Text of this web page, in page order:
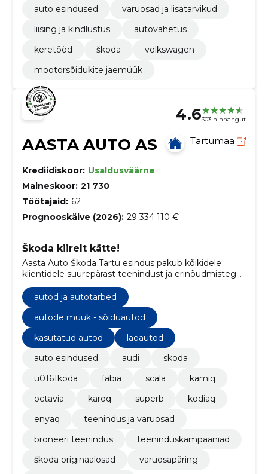
auto esindused
varuosad ja lisatarvikud
liising ja kindlustus
autovahetus
keretööd
škoda
volkswagen
mootorsõidukite jaemüük
4.6303 hinnangut
AASTA AUTO AS Tartumaa
Krediidiskoor: Usaldusväärne
Maineskoor: 21 730
Töötajaid: 62
Prognooskäive (2026): 29 334 110 €
Škoda kiirelt kätte!
Aasta Auto Škoda Tartu esindus pakub kõikidele
klientidele suurepärast teenindust ja erinõudmistega
vastavat varustust. Meil on laos olemas kõik vajalikud
mudelid ja varuosad ning tule proovisõidule, et näha
ja tunda seda erilist Škoda kogemust!
autod ja autotarbed
autode müük - sõiduautod
kasutatud autod
laoautod
auto esindused
audi
skoda
u0161koda
fabia scala
kamiq
octavia
karoq superb
kodiaq
enyaq
teenindus ja varuosad
broneeri teenindus
teeninduskampaaniad
škoda originaalosad
varuosapäring